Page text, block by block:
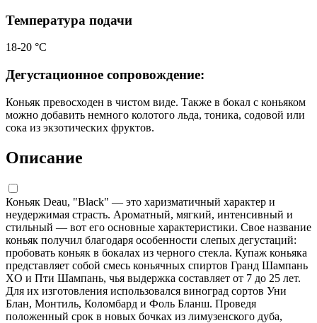
Температура подачи
18-20 °С
Дегустационное сопровождение:
Коньяк превосходен в чистом виде. Также в бокал с коньяком
можно добавить немного колотого льда, тоника, содовой или
сока из экзотических фруктов.
Описание
Коньяк Deau, "Black" — это харизматичный характер и
неудержимая страсть. Ароматный, мягкий, интенсивный и
стильный — вот его основные характеристики. Свое название
коньяк получил благодаря особенности слепых дегустаций:
пробовать коньяк в бокалах из черного стекла. Купаж коньяка
представляет собой смесь коньячных спиртов Гранд Шампань
XO и Пти Шампань, чья выдержка составляет от 7 до 25 лет.
Для их изготовления использовался виноград сортов Уни
Блан, Монтиль, Коломбард и Фоль Бланш. Проведя
положенный срок в новых бочках из лимузенского дуба,